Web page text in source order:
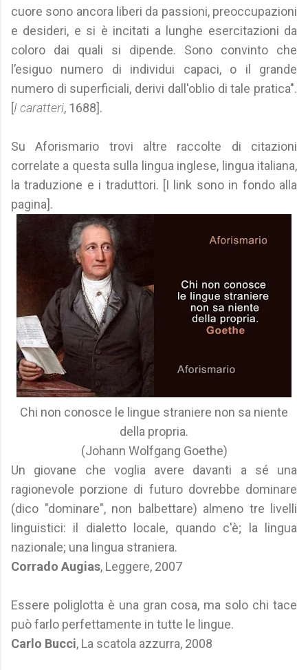
cuore sono ancora liberi da passioni, preoccupazioni
e desideri, e si è incitati a lunghe esercitazioni da
coloro dai quali si dipende. Sono convinto che
l’esiguo numero di individui capaci, o il grande
numero di superficiali, derivi dall'oblio di tale pratica".
[I caratteri, 1688].
Su Aforismario trovi altre raccolte di citazioni
correlate a questa sulla lingua inglese, lingua italiana,
la traduzione e i traduttori. [I link sono in fondo alla
pagina].
Chi non conosce le lingue straniere non sa niente
della propria.
(Johann Wolfgang Goethe)
Un giovane che voglia avere davanti a sé una
ragionevole porzione di futuro dovrebbe dominare
(dico "dominare", non balbettare) almeno tre livelli
linguistici: il dialetto locale, quando c'è; la lingua
nazionale; una lingua straniera.
Corrado Augias, Leggere, 2007
Essere poliglotta è una gran cosa, ma solo chi tace
può farlo perfettamente in tutte le lingue.
Carlo Bucci, La scatola azzurra, 2008